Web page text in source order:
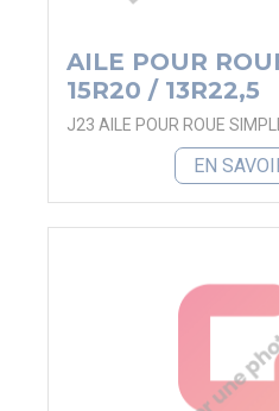
AILE POUR
15R20 / 13R22,5
J23 AILE POUR ROUE
EN